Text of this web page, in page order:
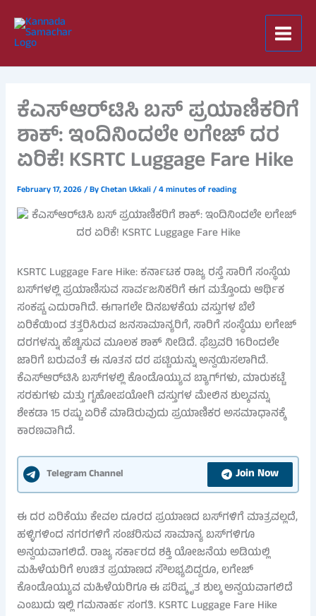
content
ಕೆಎಸ್ಆರ್‌ಟಿಸಿ ಬಸ್ ಪ್ರಯಾಣಿಕರಿಗೆ
ಶಾಕ್: ಇಂದಿನಿಂದಲೇ ಲಗೇಜ್ ದರ
ಏರಿಕೆ! KSRTC Luggage Fare Hike
February 17, 2026/ ByChetan Ukkali/4 minutes of reading
KSRTC Luggage Fare Hike: ಕರ್ನಾಟಕ ರಾಜ್ಯ ರಸ್ತೆ ಸಾರಿಗೆ ಸಂಸ್ಥೆಯ
ಬಸ್‌ಗಳಲ್ಲಿ ಪ್ರಯಾಣಿಸುವ ಸಾರ್ವಜನಿಕರಿಗೆ ಈಗ ಮತ್ತೊಂದು ಆರ್ಥಿಕ
ಸಂಕಷ್ಟ ಎದುರಾಗಿದೆ. ಈಗಾಗಲೇ ದಿನಬಳಕೆಯ ವಸ್ತುಗಳ ಬೆಲೆ
ಏರಿಕೆಯಿಂದ ತತ್ತರಿಸಿರುವ ಜನಸಾಮಾನ್ಯರಿಗೆ, ಸಾರಿಗೆ ಸಂಸ್ಥೆಯು ಲಗೇಜ್
ದರಗಳನ್ನು ಹೆಚ್ಚಿಸುವ ಮೂಲಕ ಶಾಕ್ ನೀಡಿದೆ. ಫೆಬ್ರವರಿ 16ರಿಂದಲೇ
ಜಾರಿಗೆ ಬರುವಂತೆ ಈ ನೂತನ ದರ ಪಟ್ಟಿಯನ್ನು ಅನ್ವಯಿಸಲಾಗಿದೆ.
ಕೆಎಸ್ಆರ್‌ಟಿಸಿ ಬಸ್‌ಗಳಲ್ಲಿ ಕೊಂಡೊಯ್ಯುವ ಬ್ಯಾಗ್‌ಗಳು, ಮಾರುಕಟ್ಟೆ
ಸರಕುಗಳು ಮತ್ತು ಗೃಹೋಪಯೋಗಿ ವಸ್ತುಗಳ ಮೇಲಿನ ಶುಲ್ಕವನ್ನು
ಶೇಕಡಾ 15 ರಷ್ಟು ಏರಿಕೆ ಮಾಡಿರುವುದು ಪ್ರಯಾಣಿಕರ ಅಸಮಾಧಾನಕ್ಕೆ
ಕಾರಣವಾಗಿದೆ.
Telegram Channel Join Now
ಈ ದರ ಏರಿಕೆಯು ಕೇವಲ ದೂರದ ಪ್ರಯಾಣದ ಬಸ್‌ಗಳಿಗೆ ಮಾತ್ರವಲ್ಲದೆ,
ಹಳ್ಳಿಗಳಿಂದ ನಗರಗಳಿಗೆ ಸಂಚರಿಸುವ ಸಾಮಾನ್ಯ ಬಸ್‌ಗಳಿಗೂ
ಅನ್ವಯವಾಗಲಿದೆ. ರಾಜ್ಯ ಸರ್ಕಾರದ ಶಕ್ತಿ ಯೋಜನೆಯ ಅಡಿಯಲ್ಲಿ
ಮಹಿಳೆಯರಿಗೆ ಉಚಿತ ಪ್ರಯಾಣದ ಸೌಲಭ್ಯವಿದ್ದರೂ, ಲಗೇಜ್
ಕೊಂಡೊಯ್ಯುವ ಮಹಿಳೆಯರಿಗೂ ಈ ಪರಿಷ್ಕೃತ ಶುಲ್ಕ ಅನ್ವಯವಾಗಲಿದೆ
ಎಂಬುದು ಇಲ್ಲಿ ಗಮನಾರ್ಹ ಸಂಗತಿ. KSRTC Luggage Fare Hike